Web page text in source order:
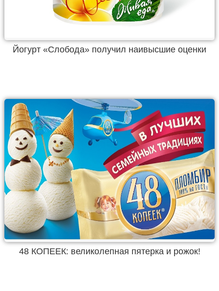
Йогурт «Слобода» получил наивысшие оценки
48 КОПЕЕК: великолепная пятерка и рожок!